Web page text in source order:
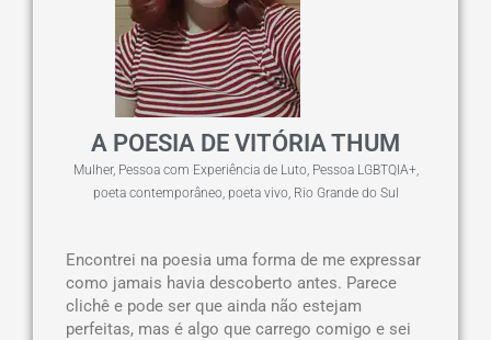
A POESIA DE VITÓRIA THUM
Mulher, Pessoa com Experiência de Luto, Pessoa LGBTQIA+,
poeta contemporâneo, poeta vivo, Rio Grande do Sul
Encontrei na poesia uma forma de me expressar
como jamais havia descoberto antes. Parece
clichê e pode ser que ainda não estejam
perfeitas, mas é algo que carrego comigo e sei